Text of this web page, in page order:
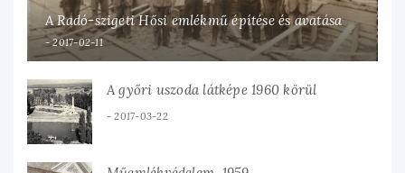
A Radó-szigeti Hősi emlékmű építése és avatása
2017-02-11
A győri uszoda látképe 1960 körül
2017-03-22